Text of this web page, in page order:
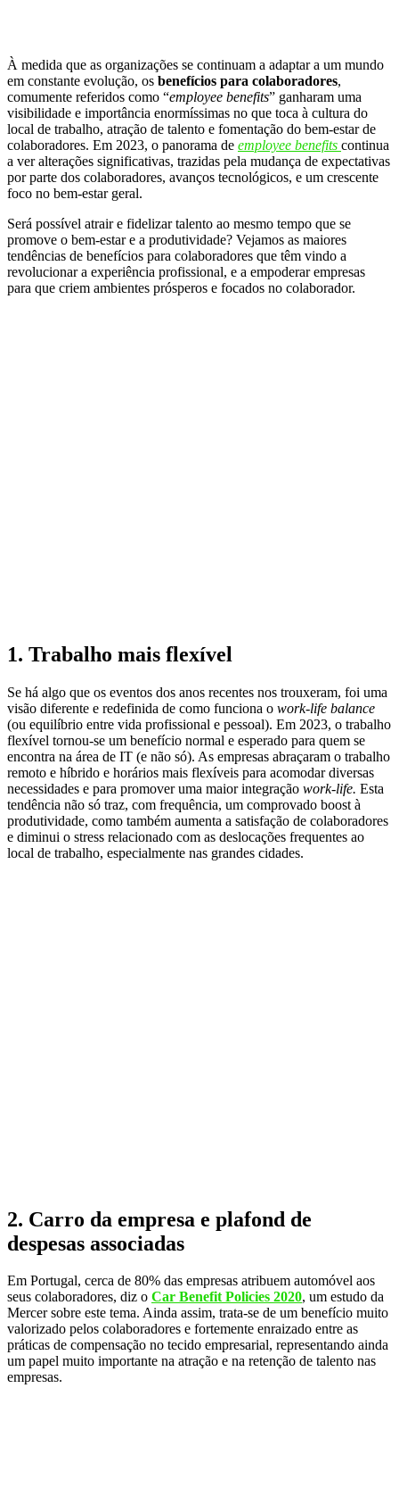
À medida que as organizações se continuam a adaptar a um mundo
em constante evolução, os benefícios para colaboradores,
comumente referidos como “employee benefits” ganharam uma
visibilidade e importância enormíssimas no que toca à cultura do
local de trabalho, atração de talento e fomentação do bem-estar de
colaboradores. Em 2023, o panorama de employee benefits continua
a ver alterações significativas, trazidas pela mudança de expectativas
por parte dos colaboradores, avanços tecnológicos, e um crescente
foco no bem-estar geral.
Será possível atrair e fidelizar talento ao mesmo tempo que se
promove o bem-estar e a produtividade? Vejamos as maiores
tendências de benefícios para colaboradores que têm vindo a
revolucionar a experiência profissional, e a empoderar empresas
para que criem ambientes prósperos e focados no colaborador.
1. Trabalho mais flexível
Se há algo que os eventos dos anos recentes nos trouxeram, foi uma
visão diferente e redefinida de como funciona o work-life balance
(ou equilíbrio entre vida profissional e pessoal). Em 2023, o trabalho
flexível tornou-se um benefício normal e esperado para quem se
encontra na área de IT (e não só). As empresas abraçaram o trabalho
remoto e híbrido e horários mais flexíveis para acomodar diversas
necessidades e para promover uma maior integração work-life. Esta
tendência não só traz, com frequência, um comprovado boost à
produtividade, como também aumenta a satisfação de colaboradores
e diminui o stress relacionado com as deslocações frequentes ao
local de trabalho, especialmente nas grandes cidades.
2. Carro da empresa e plafond de
despesas associadas
Em Portugal, cerca de 80% das empresas atribuem automóvel aos
seus colaboradores, diz o Car Benefit Policies 2020, um estudo da
Mercer sobre este tema. Ainda assim, trata-se de um benefício muito
valorizado pelos colaboradores e fortemente enraizado entre as
práticas de compensação no tecido empresarial, representando ainda
um papel muito importante na atração e na retenção de talento nas
empresas.